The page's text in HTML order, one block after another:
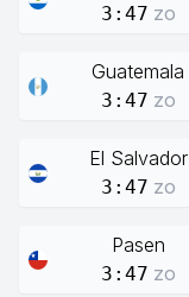
3:47 zo
Guatemala
3:47 zo
El Salvador
3:47 zo
Pasen
3:47 zo